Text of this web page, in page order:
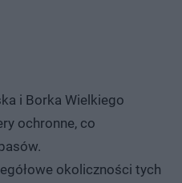
i Borka Wielkiego
ochronne, co
okoliczności tych